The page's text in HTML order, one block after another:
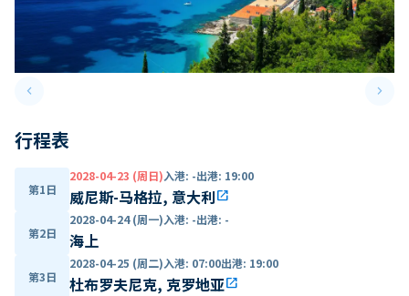
keyboard_arrow_leftPrevious slide keyboard_arrow_right
行程表
第1日
2028-04-23 (周日)入港: -出港: 19:00
威尼斯-马格拉, 意大利open_in_new
第2日
2028-04-24 (周一)入港: -出港: -
海上
第3日
2028-04-25 (周二)入港: 07:00出港: 19:00
杜布罗夫尼克, 克罗地亚open_in_new